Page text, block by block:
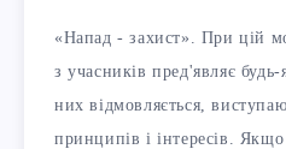
«Напад - захист». При цій
з учасників пред'являє
них відмовляється,
принципів і інтересів. Якщо